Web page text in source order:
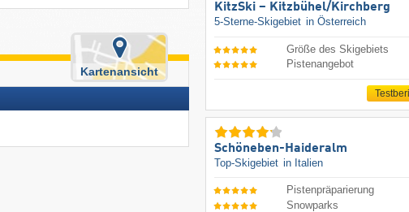
Kartenansicht
KitzSki – Kitzbühel/​Kirchberg
5-Sterne-Skigebiet in Österreich
Größe des Skigebiets
Pistenangebot
Schöneben-Haideralm
Top-Skigebiet in Italien
Pistenpräparierung
Snowparks